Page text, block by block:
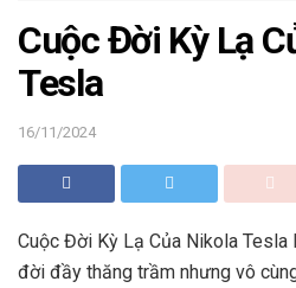
Cuộc Đời Kỳ Lạ
Tesla
16/11/2024
Cuộc Đời Kỳ Lạ Của Nikola Tesla
đời đầy thăng trầm nhưng vô